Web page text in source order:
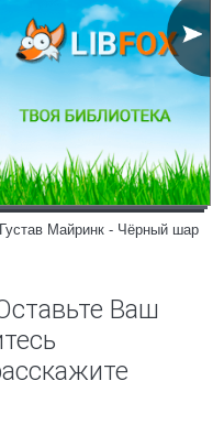
Густав Майринк - Чёрный шар
Ваш